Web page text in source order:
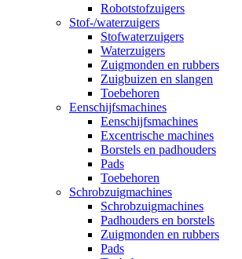
Robotstofzuigers
Stof-/waterzuigers
Stofwaterzuigers
Waterzuigers
Zuigmonden en rubbers
Zuigbuizen en slangen
Toebehoren
Eenschijfsmachines
Eenschijfsmachines
Excentrische machines
Borstels en padhouders
Pads
Toebehoren
Schrobzuigmachines
Schrobzuigmachines
Padhouders en borstels
Zuigmonden en rubbers
Pads